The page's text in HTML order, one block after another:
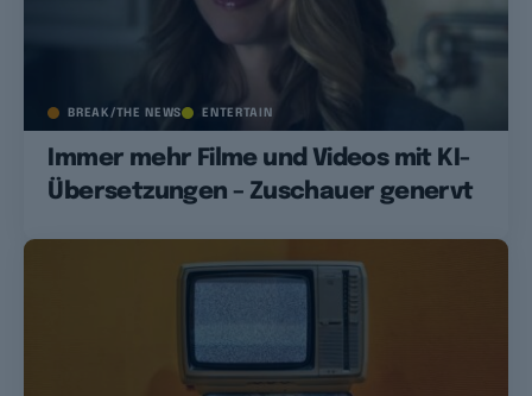
BREAK/THE NEWS ENTERTAIN
Immer mehr Filme und Videos mit KI-
Übersetzungen – Zuschauer genervt